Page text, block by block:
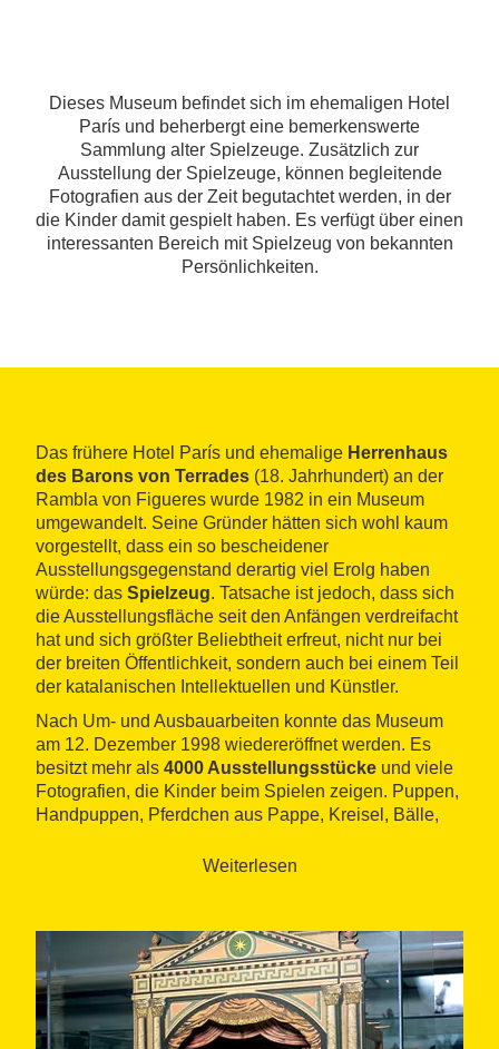
Dieses Museum befindet sich im ehemaligen Hotel
París und beherbergt eine bemerkenswerte
Sammlung alter Spielzeuge. Zusätzlich zur
Ausstellung der Spielzeuge, können begleitende
Fotografien aus der Zeit begutachtet werden, in der
die Kinder damit gespielt haben. Es verfügt über einen
interessanten Bereich mit Spielzeug von bekannten
Persönlichkeiten.
Das frühere Hotel París und ehemalige Herrenhaus
des Barons von Terrades (18. Jahrhundert) an der
Rambla von Figueres wurde 1982 in ein Museum
umgewandelt. Seine Gründer hätten sich wohl kaum
vorgestellt, dass ein so bescheidener
Ausstellungsgegenstand derartig viel Erolg haben
würde: das Spielzeug. Tatsache ist jedoch, dass sich
die Ausstellungsfläche seit den Anfängen verdreifacht
hat und sich größter Beliebtheit erfreut, nicht nur bei
der breiten Öffentlichkeit, sondern auch bei einem Teil
der katalanischen Intellektuellen und Künstler.
Nach Um- und Ausbauarbeiten konnte das Museum
am 12. Dezember 1998 wiedereröffnet werden. Es
besitzt mehr als 4000 Ausstellungsstücke und viele
Fotografien, die Kinder beim Spielen zeigen. Puppen,
Handpuppen, Pferdchen aus Pappe, Kreisel, Bälle,
Eisenbahnen, Zaubergerät, Verkleidungen, Roller und
Das Museum besitzt auchSpielzeug bekannter
Persönlichkeiten, die auf die eine oder andere Art mit
dem Museum oder der Gegend in Beziehung stehen:
Von den Geschwistern Anna Maria und Salvador Dalí,
ihrem Freund Federico García Lorca, Joan Miró,
Weiterlesen